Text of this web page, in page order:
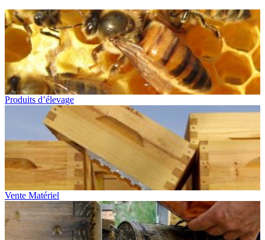
Produits d’élevage
Vente Matériel